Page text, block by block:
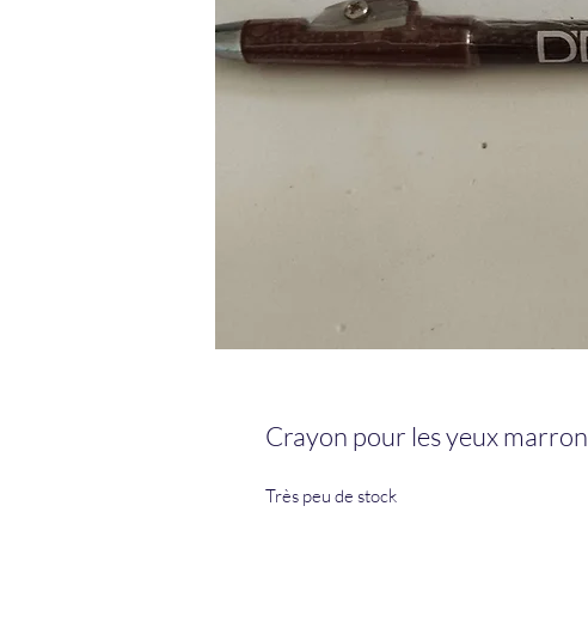
Crayon pour les yeux marron
Très peu de stock